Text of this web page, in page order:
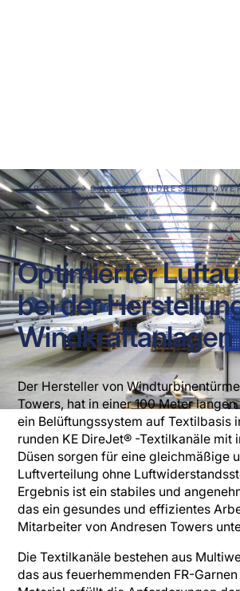
ZUR SEITE CASES ANDRESEN
Optimierter
bei der
Windkraftanlagen
Der Hersteller von
Towers, hat in einer 100 Meter
ein Belüftungssystem auf Textilbasis
runden KE DireJet® -Textilkanäle mit
Düsen sorgen für eine gleichmäßige
Luftverteilung ohne
Ergebnis ist ein stabiles und
das ein gesundes und effizientes
Mitarbeiter von Andresen Towers
Die Textilkanäle bestehen aus
das aus feuerhemmenden FR-